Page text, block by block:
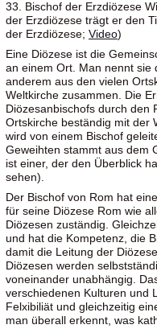
33. Bischof der Erzdiözese
der Erzdiözese trägt er den
der Erzdiözese; Video)
Eine Diözese ist die
an einem Ort. Man nennt sie
anderem aus den vielen
Weltkirche zusammen. Die
Diözesanbischofs durch den
Ortskirche beständig mit der
wird von einem Bischof
Geweihten stammt aus dem
ist einer, der den Überblick
sehen).
Der Bischof von Rom hat
für seine Diözese Rom wie
Diözesen zuständig.
und hat die Kompetenz, die
damit die Leitung der
Diözesen werden
voneinander unabhängig.
verschiedenen Kulturen und
Felxibiliät und gleichzeitig
man überall erkennt, was